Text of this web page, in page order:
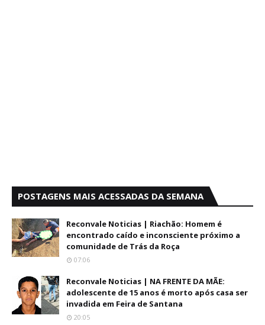
POSTAGENS MAIS ACESSADAS DA SEMANA
Reconvale Noticias | Riachão: Homem é
encontrado caído e inconsciente próximo a
comunidade de Trás da Roça
07:06
Reconvale Noticias | NA FRENTE DA MÃE:
adolescente de 15 anos é morto após casa ser
invadida em Feira de Santana
20:05